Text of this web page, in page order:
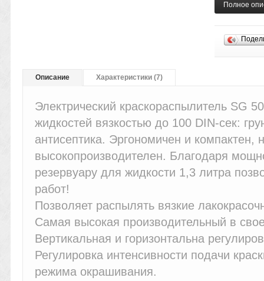
Полное
Описание Характеристики (7)
Электрический краскораспылитель SG
жидкостей вязкостью до 100 DIN-сек:
антисептика. Эргономичен и компактен,
высокопроизводителен. Благодаря
резервуару для жидкости 1,3 литра
работ!
Позволяет распылять вязкие
Самая высокая производительный в
Вертикальная и горизонтальна
Регулировка интенсивности подачи
режима окрашивания.